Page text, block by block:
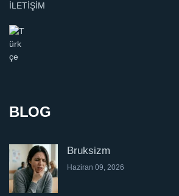
İLETİŞİM
BLOG
Bruksizm
Haziran 09, 2026